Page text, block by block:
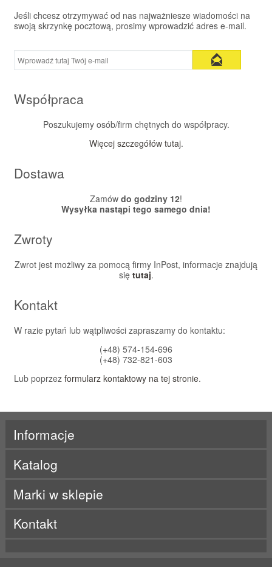
Jeśli chcesz otrzymywać od nas najważniesze wiadomości na
swoją skrzynkę pocztową, prosimy wprowadzić adres e-mail.
Współpraca
Poszukujemy osób/firm chętnych do współpracy.
Więcej szczegółów tutaj.
Dostawa
Zamów do godziny 12!
Wysyłka nastąpi tego samego dnia!
Zwroty
Zwrot jest możliwy za pomocą firmy InPost, informacje znajdują
się tutaj.
Kontakt
W razie pytań lub wątpliwości zapraszamy do kontaktu:
(+48) 574-154-696
(+48) 732-821-603
Lub poprzez formularz kontaktowy na tej stronie.
Informacje
Katalog
Marki w sklepie
ALE
Kontakt